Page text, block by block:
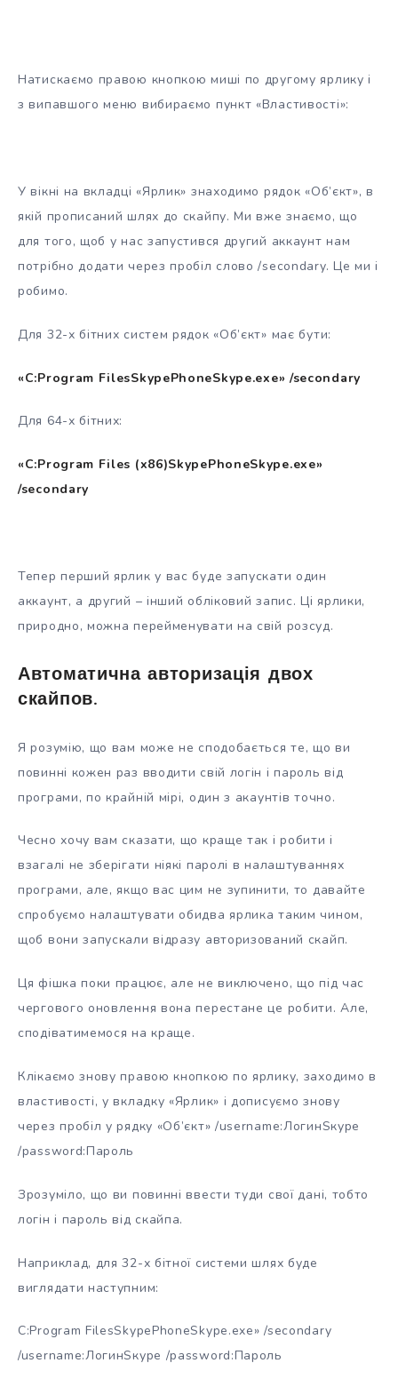
Натискаємо правою кнопкою миші по другому ярлику і
з випавшого меню вибираємо пункт «Властивості»:
У вікні на вкладці «Ярлик» знаходимо рядок «Об’єкт», в
якій прописаний шлях до скайпу. Ми вже знаємо, що
для того, щоб у нас запустився другий аккаунт нам
потрібно додати через пробіл слово /secondary. Це ми і
робимо.
Для 32-х бітних систем рядок «Об’єкт» має бути:
«C:Program FilesSkypePhoneSkype.exe» /secondary
Для 64-х бітних:
«C:Program Files (x86)SkypePhoneSkype.exe»
/secondary
Тепер перший ярлик у вас буде запускати один
аккаунт, а другий – інший обліковий запис. Ці ярлики,
природно, можна перейменувати на свій розсуд.
Автоматична авторизація двох
скайпов.
Я розумію, що вам може не сподобається те, що ви
повинні кожен раз вводити свій логін і пароль від
програми, по крайній мірі, один з акаунтів точно.
Чесно хочу вам сказати, що краще так і робити і
взагалі не зберігати ніякі паролі в налаштуваннях
програми, але, якщо вас цим не зупинити, то давайте
спробуємо налаштувати обидва ярлика таким чином,
щоб вони запускали відразу авторизований скайп.
Ця фішка поки працює, але не виключено, що під час
чергового оновлення вона перестане це робити. Але,
сподіватимемося на краще.
Клікаємо знову правою кнопкою по ярлику, заходимо в
властивості, у вкладку «Ярлик» і дописуємо знову
через пробіл у рядку «Об’єкт» /username:ЛогинЅкуре
/password:Пароль
Зрозуміло, що ви повинні ввести туди свої дані, тобто
логін і пароль від скайпа.
Наприклад, для 32-х бітної системи шлях буде
виглядати наступним:
C:Program FilesSkypePhoneSkype.exe» /secondary
/username:ЛогинЅкуре /password:Пароль